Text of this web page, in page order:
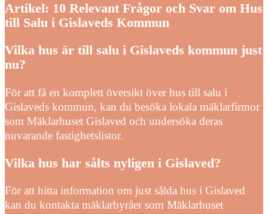
Artikel: 10 Relevant Frågor och Svar om Hus
till Salu i Gislaveds Kommun
Vilka hus är till salu i Gislaveds kommun just
nu?
För att få en komplett översikt över hus till salu i
Gislaveds kommun, kan du besöka lokala mäklarfirmor
som Mäklarhuset Gislaved och undersöka deras
nuvarande fastighetslistor.
Vilka hus har sålts nyligen i Gislaved?
För att hitta information om just sålda hus i Gislaved
kan du kontakta mäklarbyråer som Mäklarhuset